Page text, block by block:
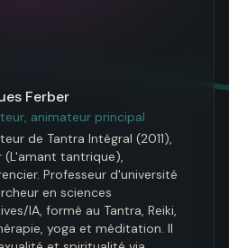
Ferber
animateur principal
de Tantra Intégral (2011),
(L'amant tantrique),
Professeur d'université
en sciences
IA, formé au Tantra, Reiki,
yoga et méditation. Il